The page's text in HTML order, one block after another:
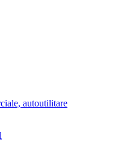
autoutilitare